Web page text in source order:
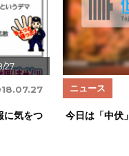
27
に気をつ
ニュース
今日は「中伏」